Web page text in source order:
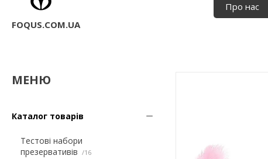
FOQUS.COM.UA
Про нас
Каталог товарів
Тестові набори
презервативів
16